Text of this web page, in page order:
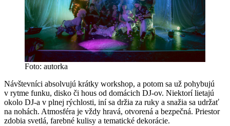
Foto: autorka
Návštevníci absolvujú krátky workshop, a potom sa už pohybujú
v rytme funku, disko či hous od domácich DJ-ov. Niektorí lietajú
okolo DJ-a v plnej rýchlosti, iní sa držia za ruky a snažia sa udržať
na nohách. Atmosféra je vždy hravá, otvorená a bezpečná. Priestor
zdobia svetlá, farebné kulisy a tematické dekorácie.